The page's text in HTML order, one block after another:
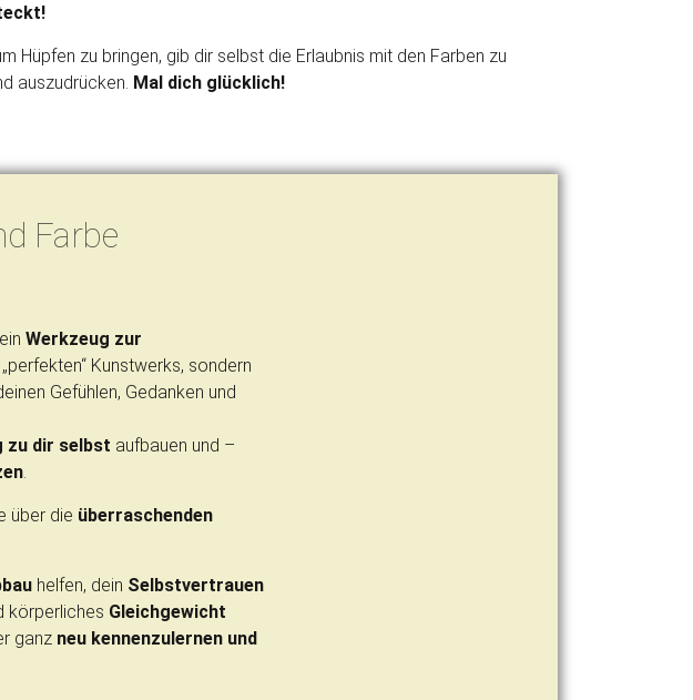
Hüpfen zu bringen, gib dir selbst die Erlaubnis mit den Farben zu
auszudrücken. Mal dich glücklich!
Farbe
Werkzeug zur
Kunstwerks, sondern
Gefühlen, Gedanken und
zu dir selbst aufbauen und –
über die überraschenden
helfen, dein Selbstvertrauen
körperliches Gleichgewicht
ganz neu kennenzulernen und